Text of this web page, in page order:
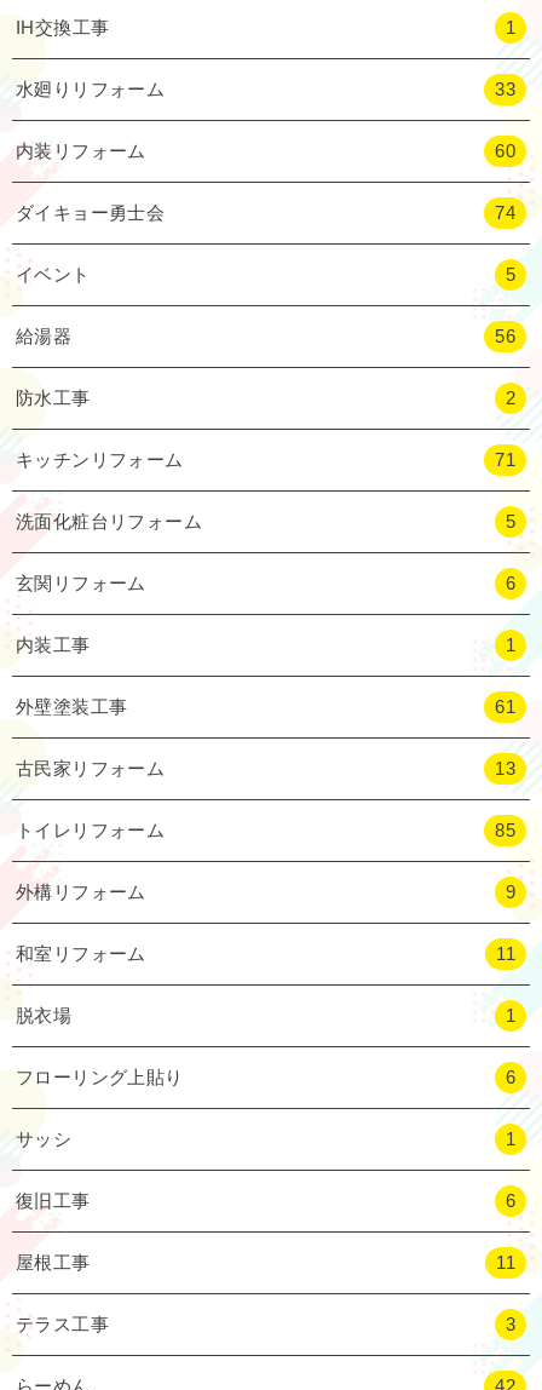
IH交換工事 1
水廻りリフォーム 33
内装リフォーム 60
ダイキョー勇士会 74
イベント 5
給湯器 56
防水工事 2
キッチンリフォーム 71
洗面化粧台リフォーム 5
玄関リフォーム 6
内装工事 1
外壁塗装工事 61
古民家リフォーム 13
トイレリフォーム 85
外構リフォーム 9
和室リフォーム 11
脱衣場 1
フローリング上貼り 6
サッシ 1
復旧工事 6
屋根工事 11
テラス工事 3